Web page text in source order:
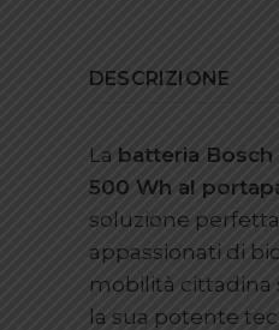
DESCRIZIONE
La batteria
500 Wh al
soluzione
appassionati di
mobilità cittadina
la sua potente